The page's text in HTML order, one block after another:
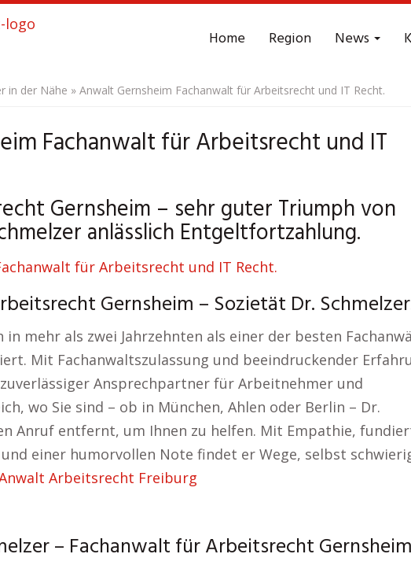
Home Region News
in der Nähe » Anwalt Gernsheim Fachanwalt für Arbeitsrecht und IT Recht.
Fachanwalt für Arbeitsrecht und IT
Gernsheim – sehr guter Triumph von
anlässlich Entgeltfortzahlung.
Gernsheim – Sozietät Dr.
in mehr als zwei Jahrzehnten als einer der besten
Mit Fachanwaltszulassung und beeindruckender
Ansprechpartner für Arbeitnehmer und
wo Sie sind – ob in München, Ahlen oder Berlin – Dr.
Anruf entfernt, um Ihnen zu helfen. Mit Empathie,
einer humorvollen Note findet er Wege, selbst
Arbeitsrecht Freiburg
– Fachanwalt für Arbeitsrecht